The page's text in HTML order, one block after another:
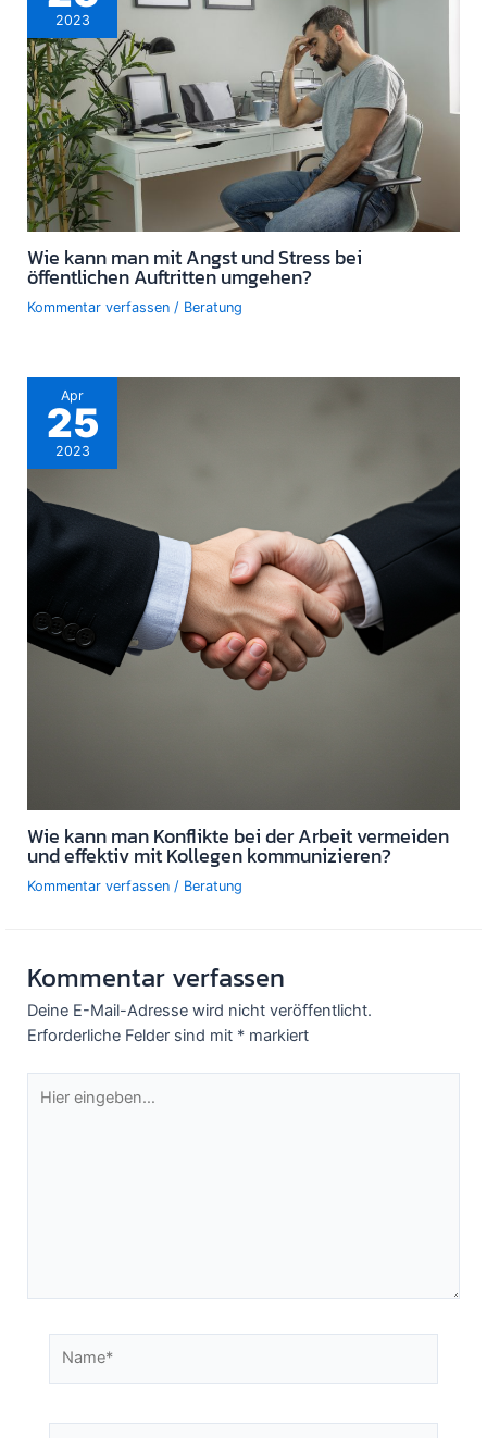
2023
Wie kann man mit Angst und Stress bei
öffentlichen Auftritten umgehen?
Kommentar verfassen / Beratung
Apr
25
2023
Wie kann man Konflikte bei der Arbeit vermeiden
und effektiv mit Kollegen kommunizieren?
Kommentar verfassen / Beratung
Kommentar verfassen
Deine E-Mail-Adresse wird nicht veröffentlicht.
Erforderliche Felder sind mit * markiert
eingeben…